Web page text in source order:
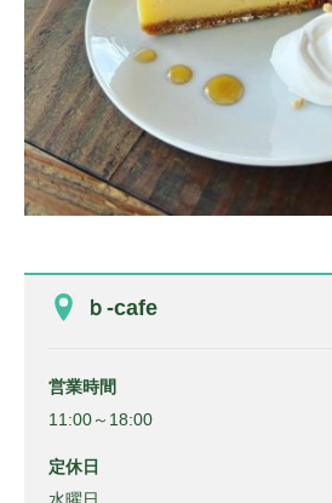
ｂ-cafe
営業時間
11:00～18:00
定休日